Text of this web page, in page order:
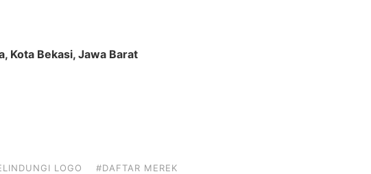
Kota Bekasi, Jawa Barat
LOGO
#DAFTAR MEREK